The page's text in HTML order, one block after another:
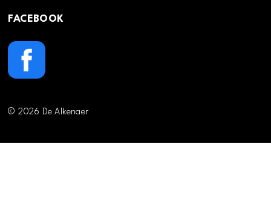
FACEBOOK
© 2026 De Alkenaer